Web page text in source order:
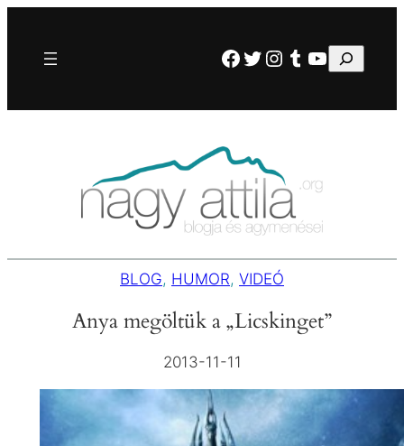
tartalomhoz
Facebook
Twitter
Instagram
Tumblr
YouTube
Keresés
BLOG, HUMOR, VIDEÓ
Anya megöltük a „Licskinget”
2013-11-11